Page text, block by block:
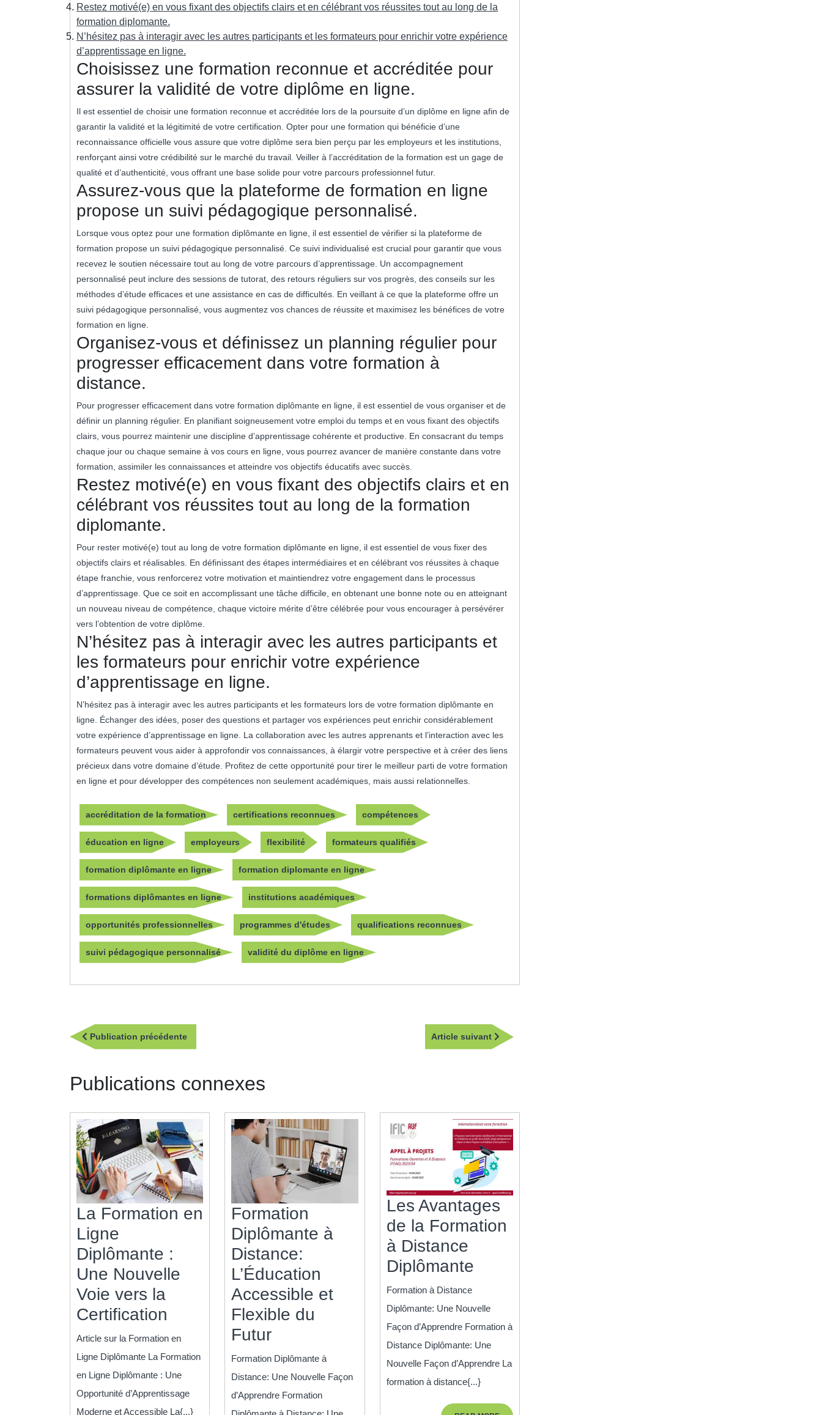
Restez motivé(e) en vous fixant des objectifs clairs et en célébrant vos réussites tout au long de la
formation diplomante.
N’hésitez pas à interagir avec les autres participants et les formateurs pour enrichir votre expérience
d’apprentissage en ligne.
Choisissez une formation reconnue et accréditée pour
assurer la validité de votre diplôme en ligne.
Il est essentiel de choisir une formation reconnue et accréditée lors de la poursuite d’un diplôme en ligne afin de
garantir la validité et la légitimité de votre certification. Opter pour une formation qui bénéficie d’une
reconnaissance officielle vous assure que votre diplôme sera bien perçu par les employeurs et les institutions,
renforçant ainsi votre crédibilité sur le marché du travail. Veiller à l’accréditation de la formation est un gage de
qualité et d’authenticité, vous offrant une base solide pour votre parcours professionnel futur.
Assurez-vous que la plateforme de formation en ligne
propose un suivi pédagogique personnalisé.
Lorsque vous optez pour une formation diplômante en ligne, il est essentiel de vérifier si la plateforme de
formation propose un suivi pédagogique personnalisé. Ce suivi individualisé est crucial pour garantir que vous
recevez le soutien nécessaire tout au long de votre parcours d’apprentissage. Un accompagnement
personnalisé peut inclure des sessions de tutorat, des retours réguliers sur vos progrès, des conseils sur les
méthodes d’étude efficaces et une assistance en cas de difficultés. En veillant à ce que la plateforme offre un
suivi pédagogique personnalisé, vous augmentez vos chances de réussite et maximisez les bénéfices de votre
formation en ligne.
Organisez-vous et définissez un planning régulier pour
progresser efficacement dans votre formation à
distance.
Pour progresser efficacement dans votre formation diplômante en ligne, il est essentiel de vous organiser et de
définir un planning régulier. En planifiant soigneusement votre emploi du temps et en vous fixant des objectifs
clairs, vous pourrez maintenir une discipline d’apprentissage cohérente et productive. En consacrant du temps
chaque jour ou chaque semaine à vos cours en ligne, vous pourrez avancer de manière constante dans votre
formation, assimiler les connaissances et atteindre vos objectifs éducatifs avec succès.
Restez motivé(e) en vous fixant des objectifs clairs et en
célébrant vos réussites tout au long de la formation
diplomante.
Pour rester motivé(e) tout au long de votre formation diplômante en ligne, il est essentiel de vous fixer des
objectifs clairs et réalisables. En définissant des étapes intermédiaires et en célébrant vos réussites à chaque
étape franchie, vous renforcerez votre motivation et maintiendrez votre engagement dans le processus
d’apprentissage. Que ce soit en accomplissant une tâche difficile, en obtenant une bonne note ou en atteignant
un nouveau niveau de compétence, chaque victoire mérite d’être célébrée pour vous encourager à persévérer
vers l’obtention de votre diplôme.
N’hésitez pas à interagir avec les autres participants et
les formateurs pour enrichir votre expérience
d’apprentissage en ligne.
N’hésitez pas à interagir avec les autres participants et les formateurs lors de votre formation diplômante en
ligne. Échanger des idées, poser des questions et partager vos expériences peut enrichir considérablement
votre expérience d’apprentissage en ligne. La collaboration avec les autres apprenants et l’interaction avec les
formateurs peuvent vous aider à approfondir vos connaissances, à élargir votre perspective et à créer des liens
précieux dans votre domaine d’étude. Profitez de cette opportunité pour tirer le meilleur parti de votre formation
en ligne et pour développer des compétences non seulement académiques, mais aussi relationnelles.
accréditation de la formation certifications reconnues compétences
éducation en ligne employeurs flexibilité formateurs qualifiés
formation diplômante en ligne formation diplomante en ligne
formations diplômantes en ligne institutions académiques
opportunités professionnelles programmes d'études qualifications reconnues
suivi pédagogique personnalisé validité du diplôme en ligne
Navigation
de
l’article
Publication précédentePublication
précédente
Article suivant
Article
Publications connexes
La Formation en
Ligne
Diplômante :
Une Nouvelle
Voie vers la
Certification
Formation
en
Ligne
Diplômante
Article sur la Formation en
Ligne Diplômante La Formation
en Ligne Diplômante : Une
Opportunité d’Apprentissage
Moderne et Accessible La{...}
Formation
Diplômante à
Distance:
L’Éducation
Accessible et
Flexible du
FuturFormation
Diplômante
à
Distance:
Formation Diplômante à
Distance: Une Nouvelle Façon
d’Apprendre Formation
Les Avantages
de la Formation
à Distance
DiplômanteLes
de
la
Formation
à
Distance
Diplômante
Formation à Distance
Diplômante: Une Nouvelle
Façon d’Apprendre Formation à
Distance Diplômante: Une
Nouvelle Façon d’Apprendre La
formation à distance{...}